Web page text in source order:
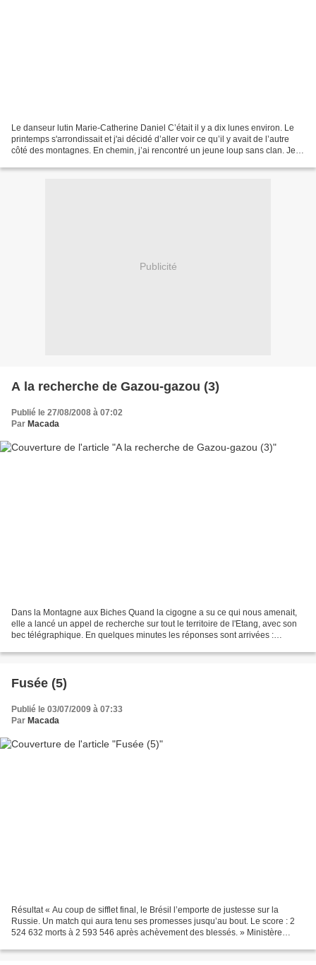
Le danseur lutin Marie-Catherine Daniel C’était il y a dix lunes environ. Le
printemps s'arrondissait et j'ai décidé d’aller voir ce qu’il y avait de l’autre
côté des montagnes. En chemin, j’ai rencontré un jeune loup sans clan. Je
Publicité
A la recherche de Gazou-gazou (3)
Publié le 27/08/2008 à 07:02
Par Macada
Dans la Montagne aux Biches Quand la cigogne a su ce qui nous amenait,
elle a lancé un appel de recherche sur tout le territoire de l'Etang, avec son
bec télégraphique. En quelques minutes les réponses sont arrivées :
Fusée (5)
Publié le 03/07/2009 à 07:33
Par Macada
Résultat « Au coup de sifflet final, le Brésil l’emporte de justesse sur la
Russie. Un match qui aura tenu ses promesses jusqu’au bout. Le score : 2
524 632 morts à 2 593 546 après achèvement des blessés. » Ministère